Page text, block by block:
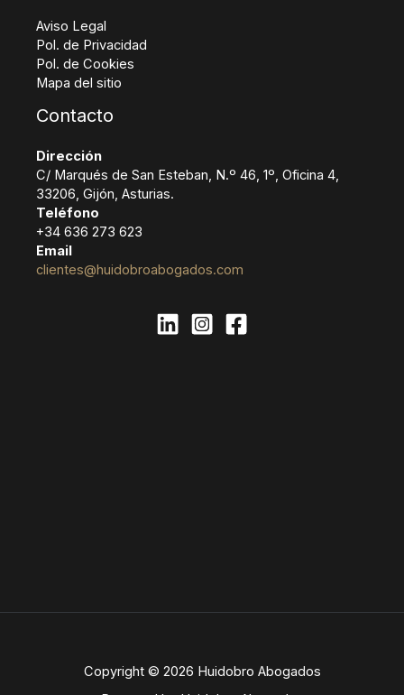
Aviso Legal
Pol. de Privacidad
Pol. de Cookies
Mapa del sitio
Contacto
Dirección
C/ Marqués de San Esteban, N.º 46, 1º, Oficina 4,
33206, Gijón, Asturias.
Teléfono
+34 636 273 623
Email
clientes@huidobroabogados.com
Copyright © 2026 Huidobro Abogados